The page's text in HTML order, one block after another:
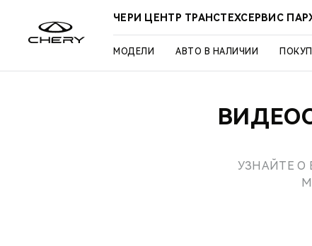
ЧЕРИ ЦЕНТР ТРАНСТЕХСЕРВИС
МОДЕЛИ АВТО В НАЛИЧИИ
УЗНАЙТЕ О